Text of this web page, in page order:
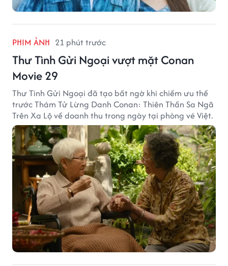
PHIM ẢNH 21 phút trước
Thư Tình Gửi Ngoại vượt mặt Conan
Movie 29
Thư Tình Gửi Ngoại đã tạo bất ngờ khi chiếm ưu thế
trước Thám Tử Lừng Danh Conan: Thiên Thần Sa Ngã
Trên Xa Lộ về doanh thu trong ngày tại phòng vé Việt.